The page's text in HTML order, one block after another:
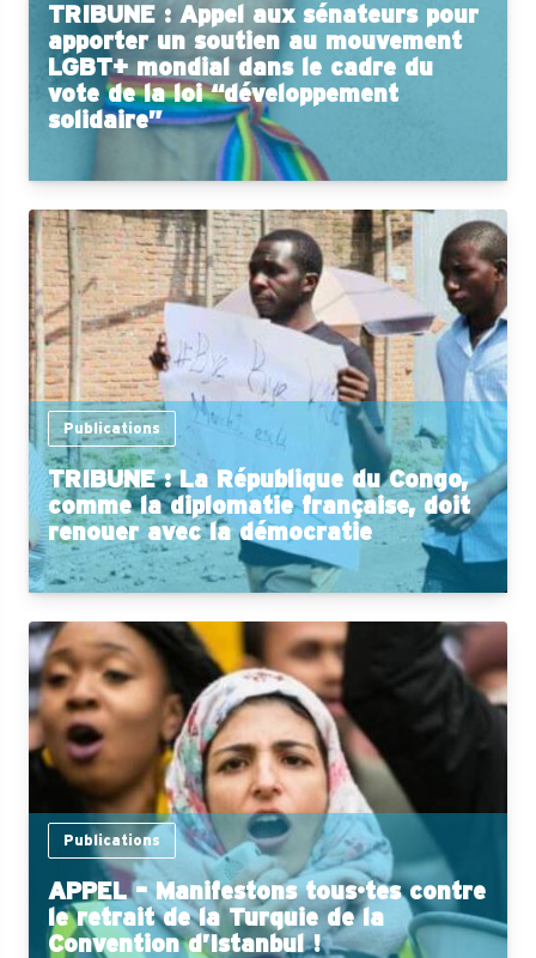
TRIBUNE : Appel aux sénateurs pour
apporter un soutien au mouvement
LGBT+ mondial dans le cadre du
vote de la loi “développement
solidaire”
Publications
TRIBUNE : La République du Congo,
comme la diplomatie française, doit
renouer avec la démocratie
Publications
APPEL – Manifestons tous·tes contre
le retrait de la Turquie de la
Convention d’Istanbul !